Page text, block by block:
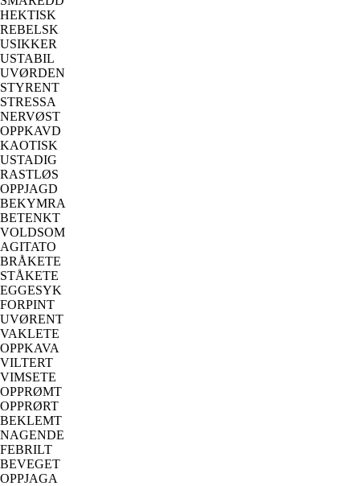
HEKTISK
REBELSK
USIKKER
USTABIL
UVØRDEN
STYRENT
STRESSA
NERVØST
OPPKAVD
KAOTISK
USTADIG
RASTLØS
OPPJAGD
BEKYMRA
BETENKT
VOLDSOM
AGITATO
BRÅKETE
STÅKETE
EGGESYK
FORPINT
UVØRENT
VAKLETE
OPPKAVA
VILTERT
VIMSETE
OPPRØMT
OPPRØRT
BEKLEMT
NAGENDE
FEBRILT
BEVEGET
OPPJAGA